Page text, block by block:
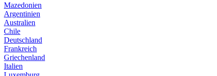
Mazedonien
Argentinien
Australien
Chile
Deutschland
Frankreich
Griechenland
Italien